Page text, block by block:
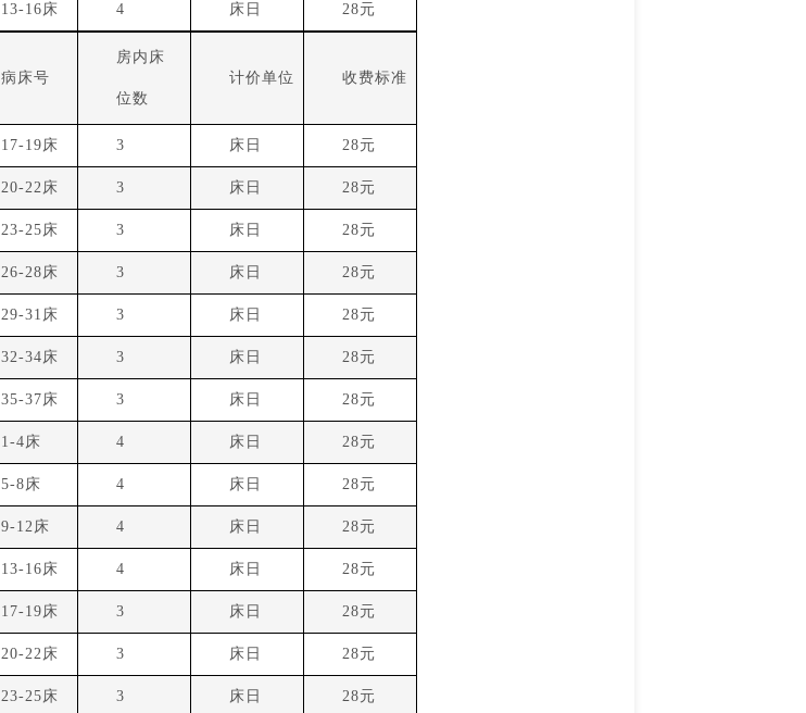
13-16床 4 床日 28元
病床号
房内床
位数
计价单位 收费标准
17-19床 3 床日 28元
20-22床 3 床日 28元
23-25床 3 床日 28元
26-28床 3 床日 28元
29-31床 3 床日 28元
32-34床 3 床日 28元
35-37床 3 床日 28元
1-4床 4 床日 28元
5-8床 4 床日 28元
9-12床 4 床日 28元
13-16床 4 床日 28元
17-19床 3 床日 28元
20-22床 3 床日 28元
23-25床 3 床日 28元